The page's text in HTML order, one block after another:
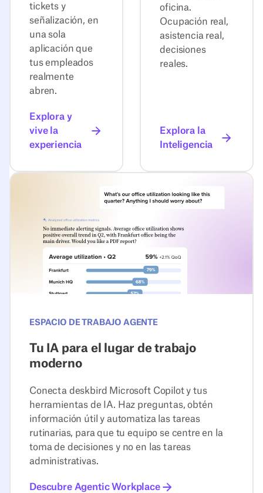
tickets y
señalización, en
una sola
aplicación que
tus empleados
realmente
abren.
Explora y
vive la
experiencia
oficina.
Ocupación real,
asistencia real,
decisiones
reales.
Explora la
Inteligencia
Descubre Agentic Workplace
ESPACIO DE TRABAJO AGENTE
Tu IA para el lugar de trabajo
moderno
Conecta deskbird Microsoft Copilot y tus
herramientas de IA. Haz preguntas, obtén
información útil y automatiza las tareas
rutinarias, para que tu equipo se centre en la
toma de decisiones y no en las tareas
administrativas.
Descubre Agentic Workplace